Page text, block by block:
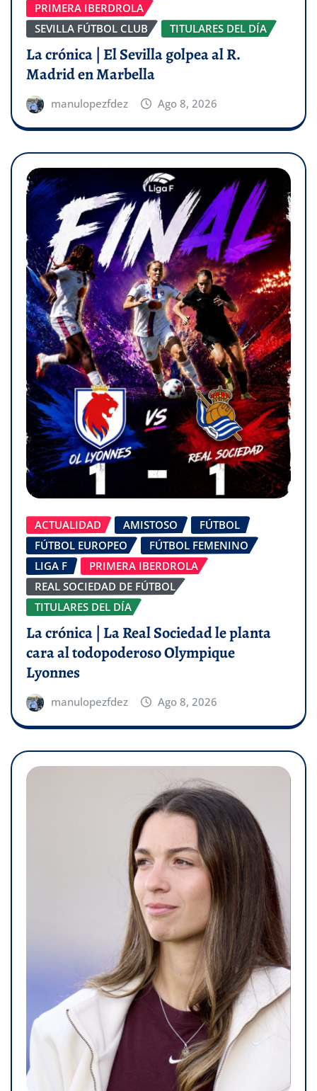
PRIMERA IBERDROLA
SEVILLA FÚTBOL CLUB
TITULARES DEL DÍA
La crónica | El Sevilla golpea al R.
Madrid en Marbella
manulopezfdez Ago 8, 2026
ACTUALIDAD AMISTOSO
FÚTBOL
FÚTBOL EUROPEO
FÚTBOL FEMENINO
LIGA F
PRIMERA IBERDROLA
REAL SOCIEDAD DE FÚTBOL
TITULARES DEL DÍA
La crónica | La Real Sociedad le planta
cara al todopoderoso Olympique
Lyonnes
manulopezfdez Ago 8, 2026